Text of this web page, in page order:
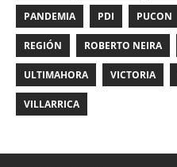
PANDEMIA PDI PUCON
REGIÓN ROBERTO NEIRA
ULTIMAHORA VICTORIA
VILLARRICA